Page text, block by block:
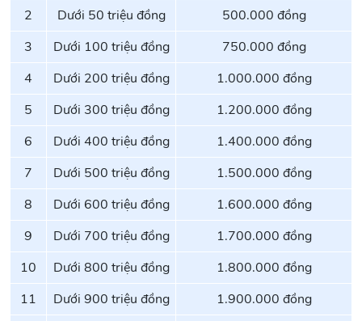
2
Dưới 50 triệu đồng
500.000 đồng
3
Dưới 100 triệu đồng
750.000 đồng
4
Dưới 200 triệu đồng
1.000.000 đồng
5
Dưới 300 triệu đồng
1.200.000 đồng
6
Dưới 400 triệu đồng
1.400.000 đồng
7
Dưới 500 triệu đồng
1.500.000 đồng
8
Dưới 600 triệu đồng
1.600.000 đồng
9
Dưới 700 triệu đồng
1.700.000 đồng
10
Dưới 800 triệu đồng
1.800.000 đồng
11
Dưới 900 triệu đồng
1.900.000 đồng